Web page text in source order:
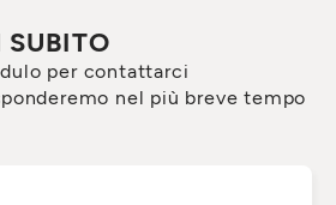
per contattarci
nel più breve tempo